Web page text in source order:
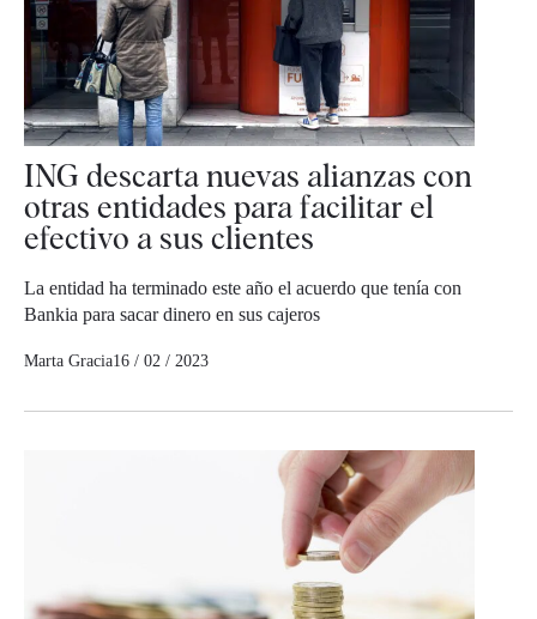
ING descarta nuevas alianzas con
otras entidades para facilitar el
efectivo a sus clientes
La entidad ha terminado este año el acuerdo que tenía con
Bankia para sacar dinero en sus cajeros
Marta Gracia16 / 02 / 2023